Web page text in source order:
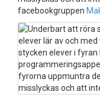
facebookgruppen